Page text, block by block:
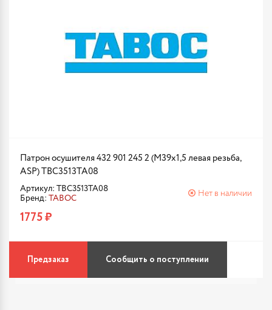
Патрон осушителя 432 901 245 2 (М39х1,5 левая резьба,
ASP) TBC3513TA08
Артикул: TBC3513TA08
Бренд: TABOC
Нет в наличии
1775 ₽
Предзаказ Сообщить о поступлении